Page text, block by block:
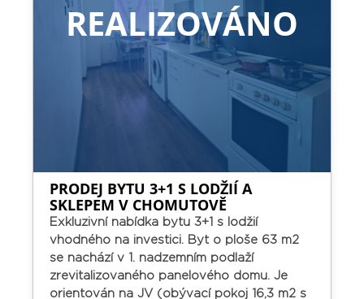
REALIZOVÁNO
PRODEJ BYTU 3+1 S LODŽIÍ A
SKLEPEM V CHOMUTOVĚ
Exkluzivní nabídka bytu 3+1 s lodžií
vhodného na investici. Byt o ploše 63 m2
se nachází v 1. nadzemním podlaží
zrevitalizovaného panelového domu. Je
orientován na JV (obývací pokoj 16,3 m2 s